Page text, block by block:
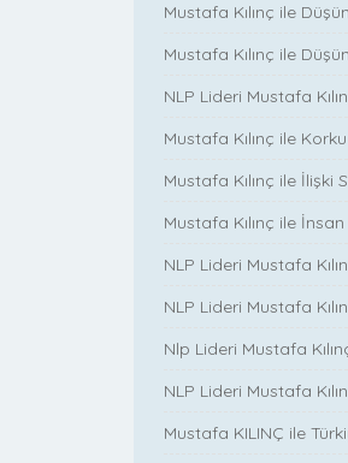
Mustafa Kılınç ile
Mustafa Kılınç ile
NLP Lideri Mustafa
Mustafa Kılınç ile Korku
Mustafa Kılınç ile İlişki
Mustafa Kılınç ile İnsan
NLP Lideri Mustafa
NLP Lideri Mustafa
Nlp Lideri Mustafa
NLP Lideri Mustafa
Mustafa KILINÇ ile